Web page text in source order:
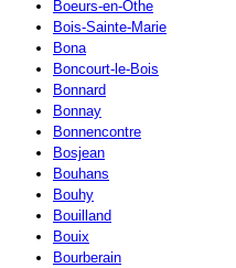
Boeurs-en-Othe
Bois-Sainte-Marie
Bona
Boncourt-le-Bois
Bonnard
Bonnay
Bonnencontre
Bosjean
Bouhans
Bouhy
Bouilland
Bouix
Bourberain